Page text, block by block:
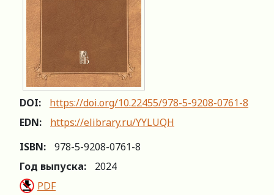
DOI:
https://doi.org/10.22455/978-5-9208-0761-8
EDN:
https://elibrary.ru/YYLUQH
ISBN:
978-5-9208-0761-8
Год выпуска:
2024
PDF